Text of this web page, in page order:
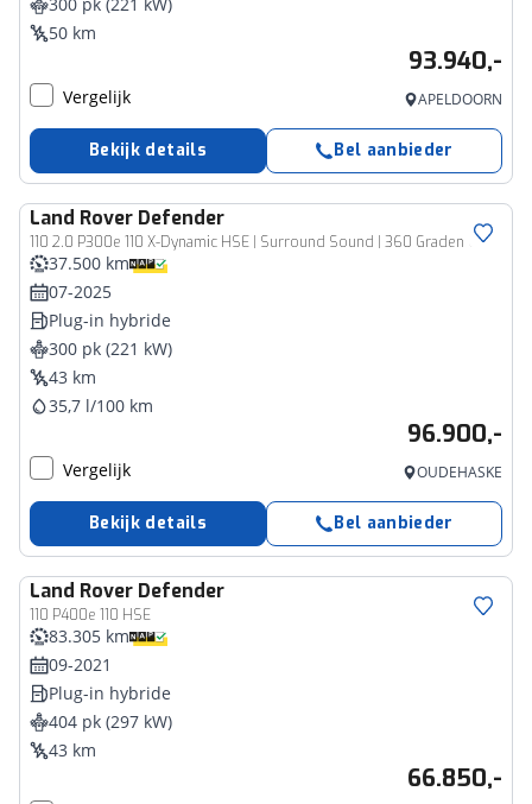
50 km
93.940,-
Vergelijk APELDOORN
Bekijk details Bel aanbieder
Land Rover Defender
110 2.0 P300e 110 X-Dynamic HSE | Surround Sound | 360 Graden Camera | Suede Hemelbekleding |
37.500 km
07-2025
Plug-in hybride
300 pk (221 kW)
43 km
35,7 l/100 km
96.900,-
Vergelijk OUDEHASKE
Bekijk details Bel aanbieder
Land Rover Defender
110 P400e 110 HSE
83.305 km
09-2021
Plug-in hybride
404 pk (297 kW)
43 km
66.850,-